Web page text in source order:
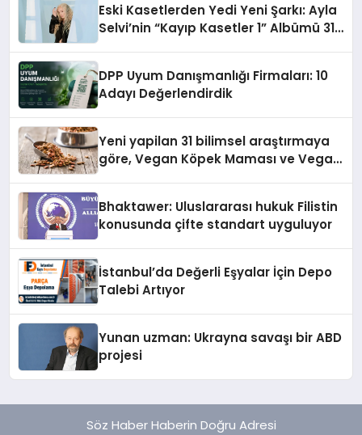
Eski Kasetlerden Yedi Yeni Şarkı: Ayla
Selvi’nin “Kayıp Kasetler 1” Albümü 31
DPP Uyum Danışmanlığı Firmaları: 10
Adayı Değerlendirdik
Yeni yapilan 31 bilimsel araştırmaya
göre, Vegan Köpek Maması ve Vegan
Bhaktawer: Uluslararası hukuk Filistin
konusunda çifte standart uyguluyor
İstanbul’da Değerli Eşyalar İçin Depo
Talebi Artıyor
Yunan uzman: Ukrayna savaşı bir ABD
projesi
Söz Haber Haberin Doğru Adresi